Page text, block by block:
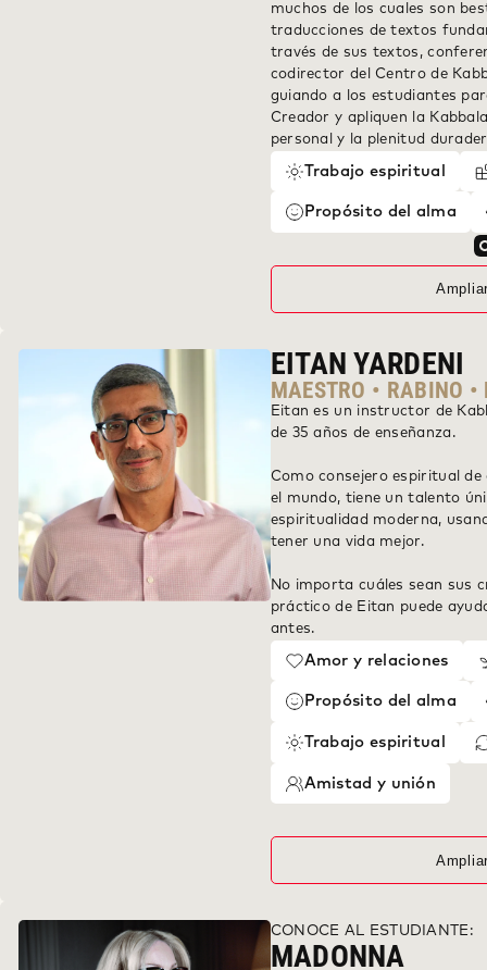
muchos de los cuales son
traducciones de textos
través de sus textos,
codirector del Centro de
guiando a los estudiantes
Creador y apliquen la
personal y la plenitud
Trabajo espiritual
Propósito del alma
EITAN YARDENI
MAESTRO • RABINO •
Eitan es un instructor de
de 35 años de enseñanza.
Como consejero espiritual
el mundo, tiene un talento
espiritualidad moderna,
tener una vida mejor.
No importa cuáles sean sus
práctico de Eitan puede
antes.
Amor y relaciones
Propósito del alma
Trabajo espiritual
Amistad y unión
CONOCE AL ESTUDIANTE:
MADONNA